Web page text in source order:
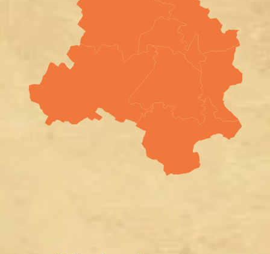
Trisha Krishnan पर टिप्पणी मामले में Udhayanidhi Stalin
Arrest, जानें चेन्नई पुलिस ने कौन सी धाराएं लगाईं